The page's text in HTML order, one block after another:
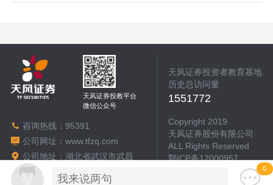
0
天风证券投教平台
微信公众号
咨询热线： 95391
公司网址： www.tfzq.com
公司地址：湖北省武汉市武昌
区中北路217号天风大厦2号楼
天风证券投资者教育基地
历史总访问量
1551772
Copyright 2019
天风证券股份有限公司
ALL Rights Reserved
鄂ICP备12000957